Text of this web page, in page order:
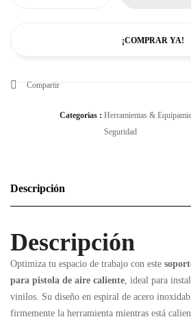
¡COMPRAR YA!
Compartir
Categorias : Herramientas &
Seguridad
Descripción
Descripción
Optimiza tu espacio de trabajo con este
para pistola de aire caliente, ideal para
vinilos. Su diseño en espiral de acero
firmemente la herramienta mientras está